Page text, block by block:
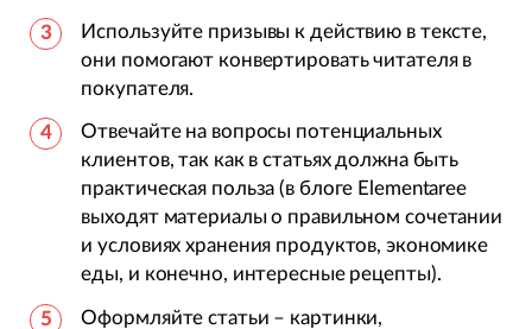
Используйте призывы к действию в тексте,
они помогают конвертировать читателя в
покупателя.
Отвечайте на вопросы потенциальных
клиентов, так как в статьях должна быть
практическая польза (в блоге Elementaree
выходят материалы о правильном сочетании
и условиях хранения продуктов, экономике
еды, и конечно, интересные рецепты).
Оформляйте статьи – картинки,